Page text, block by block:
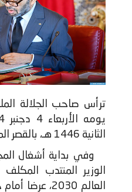
ترأس صاحب الجلالة
الثانية 1446 هـ، بالقصر الملكي بالرباط، مجلسا وزاريا.
وفي بداية أشغال
الوزير المنتدب
العالم 2030،